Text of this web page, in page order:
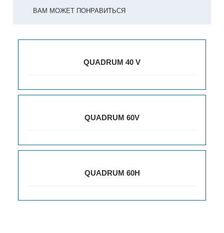
ВАМ МОЖЕТ ПОНРАВИТЬСЯ
QUADRUM 40 V
QUADRUM 60V
QUADRUM 60H